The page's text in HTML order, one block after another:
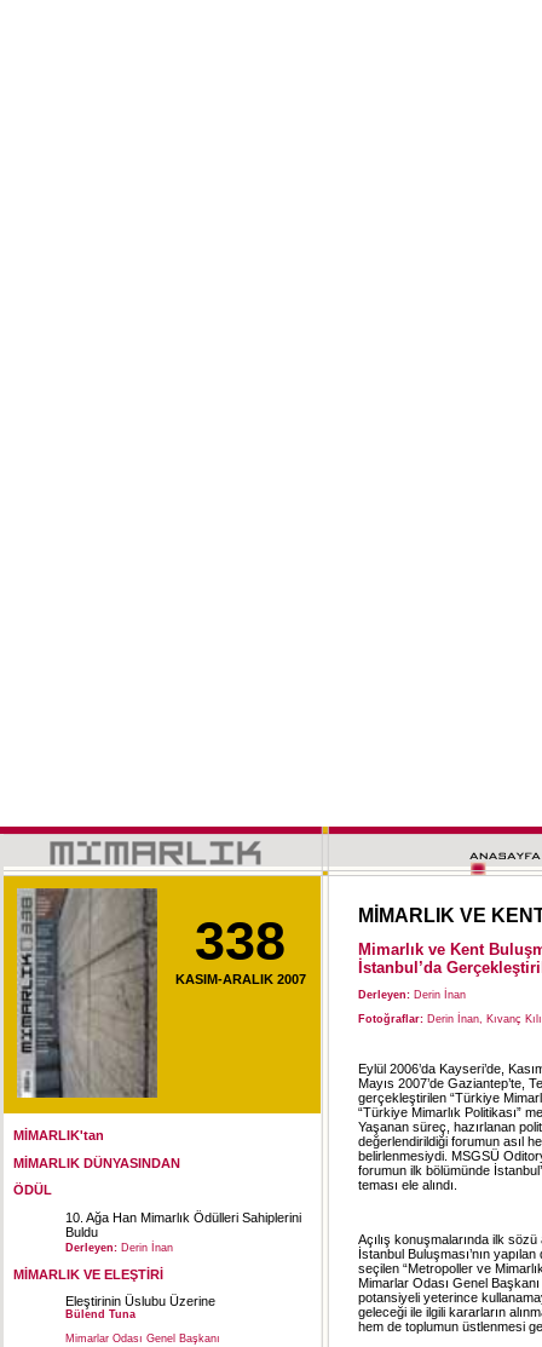
338
KASIM-ARALIK 2007
MİMARLIK'tan
MİMARLIK DÜNYASINDAN
ÖDÜL
10. Ağa Han Mimarlık Ödülleri Sahiplerini
Buldu
Derleyen: Derin İnan
MİMARLIK VE ELEŞTİRİ
Eleştirinin Üslubu Üzerine
Bülend Tuna
Mimarlar Odası Genel Başkanı
MİMARLIK VE
Mimarlık ve Kent
İstanbul’da
Derleyen: Derin İnan
Fotoğraflar: Derin İnan, Kıvanç
Eylül 2006’da Kayseri’de,
Mayıs 2007’de Gaziantep’te,
gerçekleştirilen “Türkiye
“Türkiye Mimarlık Politikası”
Yaşanan süreç, hazırlanan
değerlendirildiği forumun asıl
belirlenmesiydi. MSGSÜ
forumun ilk bölümünde
teması ele alındı.
Açılış konuşmalarında ilk
İstanbul Buluşması’nın
seçilen “Metropoller ve
Mimarlar Odası Genel
potansiyeli yeterince
geleceği ile ilgili kararların
hem de toplumun üstlenmesi